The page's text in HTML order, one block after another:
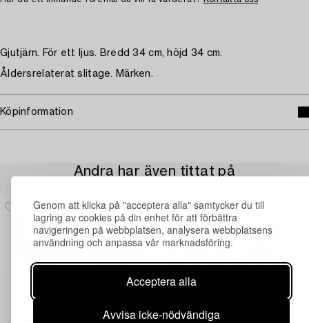
Genom att klicka på "acceptera alla" samtycker du till
lagring av cookies på din enhet för att förbättra
navigeringen på webbplatsen, analysera webbplatsens
användning och anpassa vår marknadsföring.
Acceptera alla
Avvisa icke-nödvändiga
Gjutjärn. För ett ljus. Bredd 34 cm, höjd 34 cm.
Åldersrelaterat slitage. Märken.
Köpinformation
Andra har även tittat på